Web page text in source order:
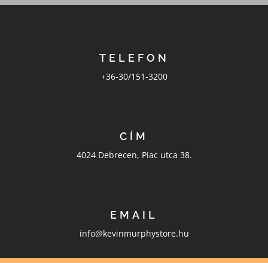
TELEFON
+36-30/151-3200
CÍM
4024 Debrecen, Piac utca 38.
EMAIL
info@kevinmurphystore.hu